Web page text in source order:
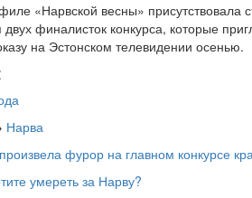
«Нарвской весны» присутствовала
финалисток конкурса, которые
на Эстонском телевидении осенью.
Нарва
фурор на главном конкурсе
умереть за Нарву?